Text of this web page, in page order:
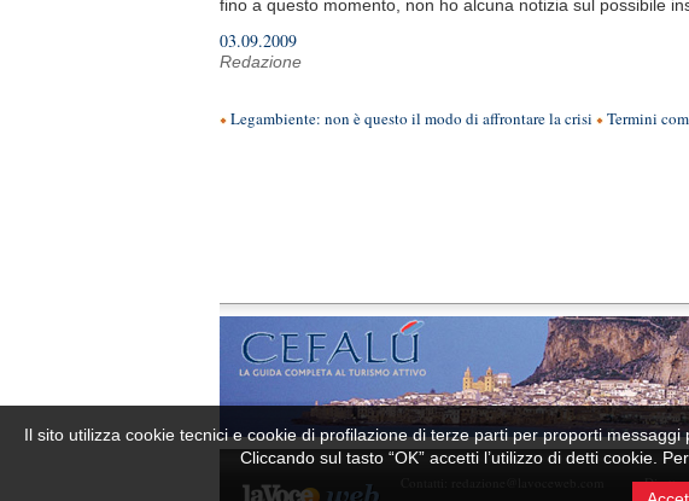
fino a questo momento, non ho alcuna notizia sul possibile
03.09.2009
Redazione
Legambiente: non è questo il modo di affrontare la crisi Termini
Il sito utilizza cookie tecnici e cookie di profilazione di terze parti per proporti
Cliccando sul tasto “OK” accetti l’utilizzo di detti cookie.